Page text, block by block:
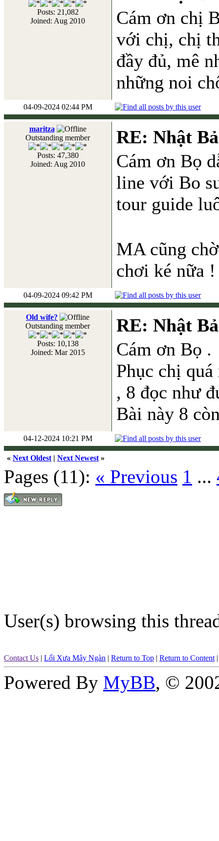
Posts: 21,082
Joined: Aug 2010
Cám ơn chị
với chị, chị
đầy đủ, mê
những noi
04-09-2024 02:44 PM
maritza
Outstanding member
Posts: 47,380
Joined: Aug 2010
RE: Nhật
Cám ơn Bọ
line với Bo
tour guide
MA cũng
chơi ké nữa !
04-09-2024 09:42 PM
Old wife?
Outstanding member
Posts: 10,138
Joined: Mar 2015
RE: Nhật
Cám ơn Bọ .
Phục chị
, 8 đọc như
Bài này 8
04-12-2024 10:21 PM
« Next Oldest | Next Newest »
Pages (11): « Previous 1 ...
User(s) browsing this
Contact Us | Lối Xưa Mây Ngàn | Return to Top | Return to Content
Powered By MyBB, ©